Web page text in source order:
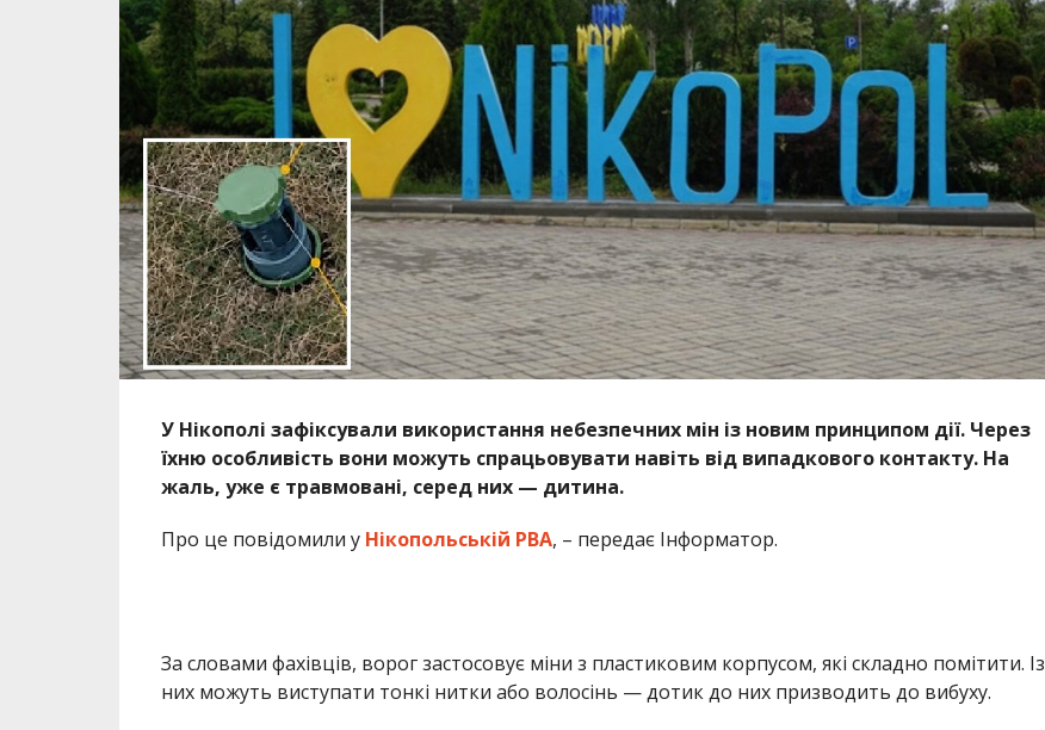
У Нікополі зафіксували використання небезпечних мін із новим принципом дії. Через
їхню особливість вони можуть спрацьовувати навіть від випадкового контакту. На
жаль, уже є травмовані, серед них — дитина.
Про це повідомили у Нікопольській РВА, – передає Інформатор.
За словами фахівців, ворог застосовує міни з пластиковим корпусом, які складно помітити. Із
них можуть виступати тонкі нитки або волосінь — дотик до них призводить до вибуху.